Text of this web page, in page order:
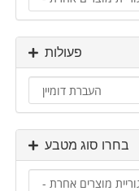
פעולות
בחרו סוג מטבע